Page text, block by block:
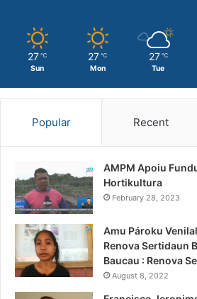
27 ℃
Sun
27 ℃
Mon
27 ℃
Tue
Popular Recent
AMPM Apoiu
Hortikultura
February 28, 2023
Amu Pároku
Renova Sertidaun
Baucau : Renova
August 8, 2022